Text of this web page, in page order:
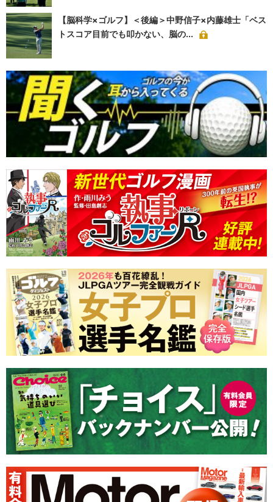
【脳科学×ゴルフ】＜後編＞中野信子×内藤雄士「ベス
トスコア目前でも叩かない、脳の...